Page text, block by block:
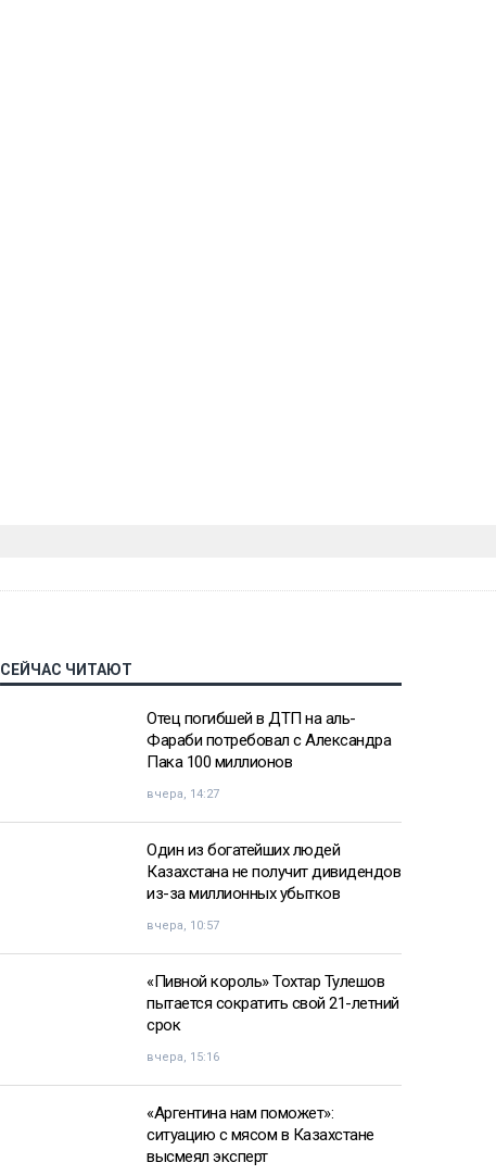
СЕЙЧАС ЧИТАЮТ
Отец погибшей в ДТП на аль-
Фараби потребовал с Александра
Пака 100 миллионов
вчера, 14:27
Один из богатейших людей
Казахстана не получит дивидендов
из-за миллионных убытков
вчера, 10:57
«Пивной король» Тохтар Тулешов
пытается сократить свой 21-летний
срок
вчера, 15:16
«Аргентина нам поможет»:
ситуацию с мясом в Казахстане
высмеял эксперт